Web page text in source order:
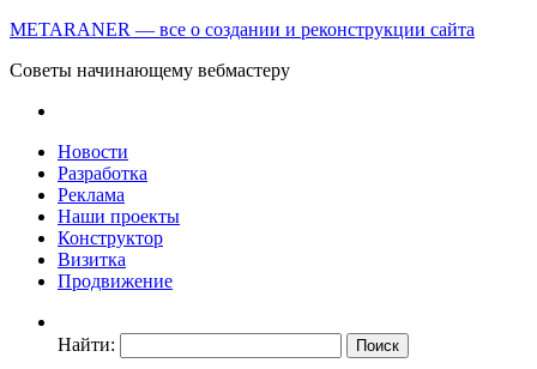
METARANER — все о создании и реконструкции сайта
Советы начинающему вебмастеру
Новости
Разработка
Реклама
Наши проекты
Конструктор
Визитка
Продвижение
Найти: